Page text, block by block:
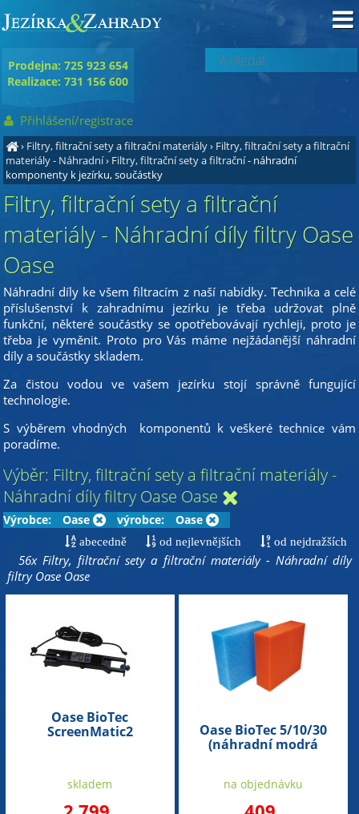
› Filtry, filtrační sety a filtrační materiály› Filtry, filtrační sety a filtrační
materiály - Náhradní› Filtry, filtrační sety a filtrační- náhradní
komponenty k jezírku, součástky
Filtry, filtrační sety a filtrační
materiály - Náhradní díly filtry Oase
Oase
Náhradní díly ke všem filtracím z naší nabídky. Technika a celé
příslušenství k zahradnímu jezírku je třeba udržovat plně
funkční, některé součástky se opotřebovávají rychleji, proto je
třeba je vyměnit. Proto pro Vás máme nejžádanější náhradní
díly a součástky skladem.
Za čistou vodou ve vašem jezírku stojí správně fungující
technologie.
S výběrem vhodných komponentů k veškeré technice vám
poradíme.
Výběr: Filtry, filtrační sety a filtrační materiály -
Náhradní díly filtry Oase Oase
Výrobce: Oase výrobce: Oase
abecedně od nejlevnějších od nejdražších
56x Filtry, filtrační sety a filtrační materiály - Náhradní díly
filtry Oase Oase
Oase BioTec
ScreenMatic2
40000/60000/90000/140000/145000
skladem
Oase BioTec 5/10/30
(náhradní modrá
na objednávku
Prodejna: 725 923 654
Realizace: 731 156 600
Přihlášení/registrace